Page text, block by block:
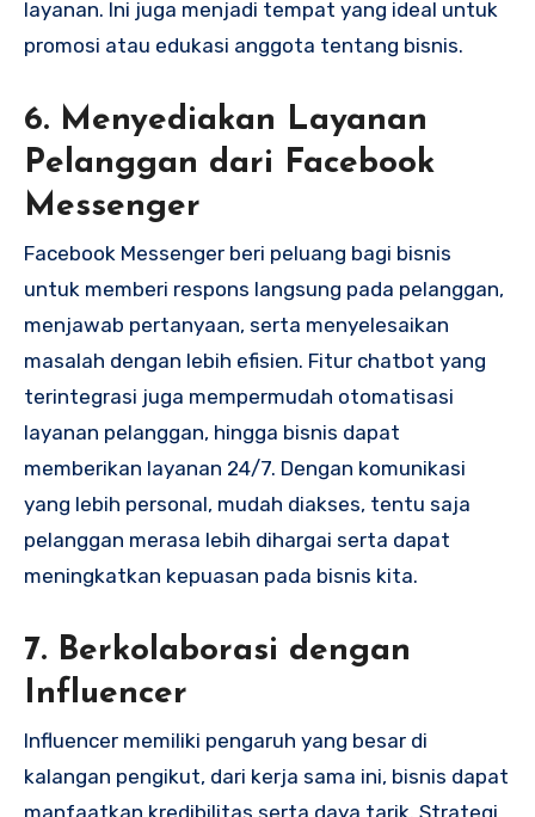
layanan. Ini juga menjadi tempat yang ideal untuk
promosi atau edukasi anggota tentang bisnis.
6. Menyediakan Layanan
Pelanggan dari Facebook
Messenger
Facebook Messenger beri peluang bagi bisnis
untuk memberi respons langsung pada pelanggan,
menjawab pertanyaan, serta menyelesaikan
masalah dengan lebih efisien. Fitur chatbot yang
terintegrasi juga mempermudah otomatisasi
layanan pelanggan, hingga bisnis dapat
memberikan layanan 24/7. Dengan komunikasi
yang lebih personal, mudah diakses, tentu saja
pelanggan merasa lebih dihargai serta dapat
meningkatkan kepuasan pada bisnis kita.
7. Berkolaborasi dengan
Influencer
Influencer memiliki pengaruh yang besar di
kalangan pengikut, dari kerja sama ini, bisnis dapat